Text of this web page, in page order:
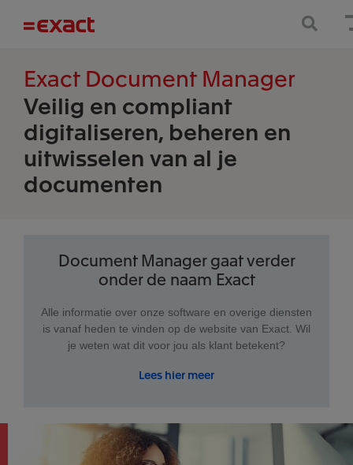
Exact Document Manager
Veilig en compliant
digitaliseren, beheren en
uitwisselen van al je
documenten
Document Manager gaat verder
onder de naam Exact
Alle informatie over onze software en overige diensten
is vanaf heden te vinden op de website van Exact. Wil
je weten wat dit voor jou als klant betekent?
Lees hier meer